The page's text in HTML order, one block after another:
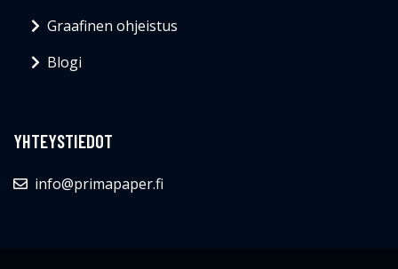
Graafinen ohjeistus
Blogi
YHTEYSTIEDOT
info@primapaper.fi